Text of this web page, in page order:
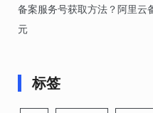
备案服务号获取方法？阿里云
元
标签